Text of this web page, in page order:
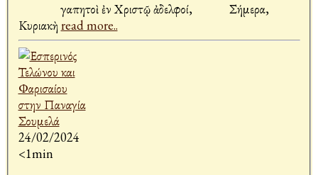
Ἀγαπητοὶ ἐν Χριστῷ ἀδελφοί, Σήμερα,
Κυριακὴ read more..
24/02/2024
<1min